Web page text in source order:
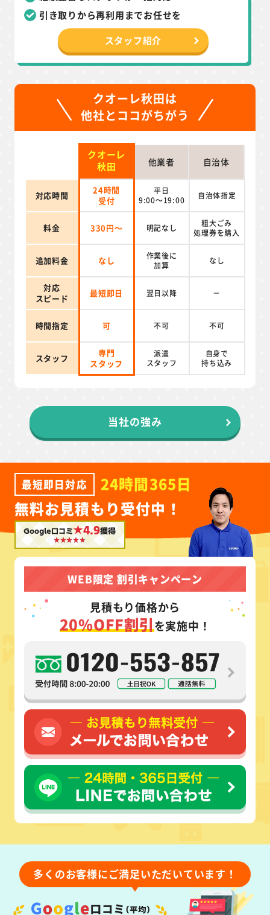
引き取りから再利用までお任せを
スタッフ紹介
クオーレ秋田は
他社とココがちがう
クオーレ
秋田
他業者 自治体
対応時間
24時間
受付
平日
9:00～19:00
自治体指定
料金 330円～ 明記なし
粗大ごみ
処理券を購入
追加料金 なし
作業後に
加算
なし
対応
スピード
最短即日 翌日以降 －
時間指定 可 不可 不可
スタッフ
専門
スタッフ
派遣
スタッフ
自身で
持ち込み
当社の強み
最短即日対応
24時間365日
無料お見積もり受付中！
Google口コミ★4.9獲得
WEB限定 割引キャンペーン
見積もり価格から
20%OFF割引を実施中！
多くのお客様にご満足いただいています！